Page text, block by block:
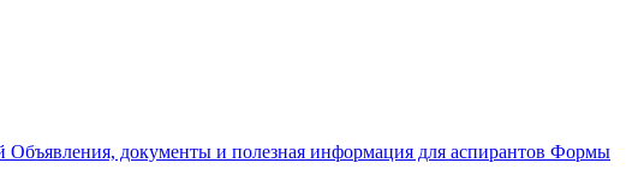
Объявления, документы и полезная информация для аспирантов Формы